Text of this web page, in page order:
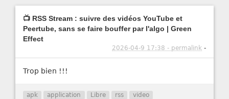
📺 RSS Stream : suivre des vidéos YouTube et
Peertube, sans se faire bouffer par l'algo | Green
Effect
2026-04-9 17:38 - permalink -
Trop bien !!!
apk application Libre rss video